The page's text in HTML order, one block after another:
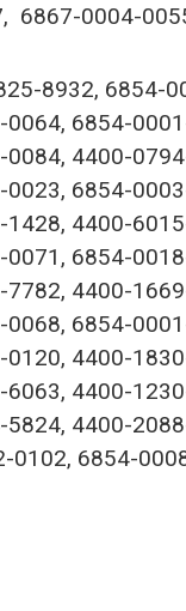
6867-0004-
8932, 6854-
6854-
4400-
6854-
4400-
6854-
4400-
6854-
4400-
4400-
4400-
6854-